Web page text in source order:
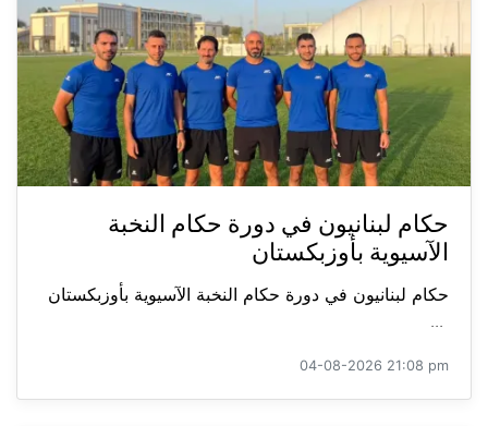
حكام لبنانيون في دورة حكام النخبة
الآسيوية بأوزبكستان
حكام لبنانيون في دورة حكام النخبة الآسيوية بأوزبكستان
...
04-08-2026 21:08 pm